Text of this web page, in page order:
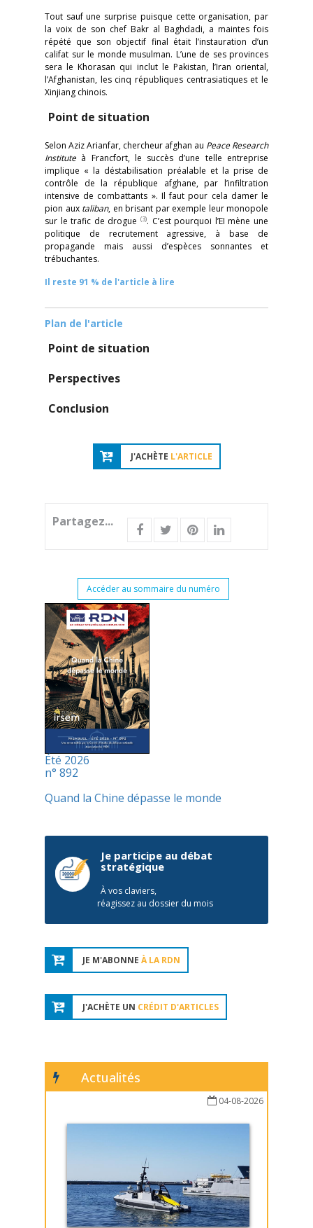
Tout sauf une surprise puisque cette organisation, par
la voix de son chef Bakr al Baghdadi, a maintes fois
répété que son objectif final était l’instauration d’un
califat sur le monde musulman. L’une de ses provinces
sera le Khorasan qui inclut le Pakistan, l’Iran oriental,
l’Afghanistan, les cinq républiques centrasiatiques et le
Xinjiang chinois.
Point de situation
Selon Aziz Arianfar, chercheur afghan au Peace Research
Instituteà Francfort, le succès d’une telle entreprise
implique « la déstabilisation préalable et la prise de
contrôle de la république afghane, par l’infiltration
intensive de combattants ». Il faut pour cela damer le
pion aux taliban, en brisant par exemple leur monopole
sur le trafic de drogue (3). C’est pourquoi l’EI mène une
politique de recrutement agressive, à base de
propagande mais aussi d’espèces sonnantes et
trébuchantes.
Il reste 91 % de l'article à lire
Plan de l'article
Point de situation
Perspectives
Conclusion
J'ACHÈTE L'ARTICLE
Partagez...
Accéder au sommaire du numéro
Été 2026
n° 892
Quand la Chine dépasse le monde
Je participe au débat
stratégique
À vos claviers,
réagissez au dossier du mois
JE M'ABONNE À LA RDN
J'ACHÈTE UN CRÉDIT D'ARTICLES
Actualités
04-08-2026